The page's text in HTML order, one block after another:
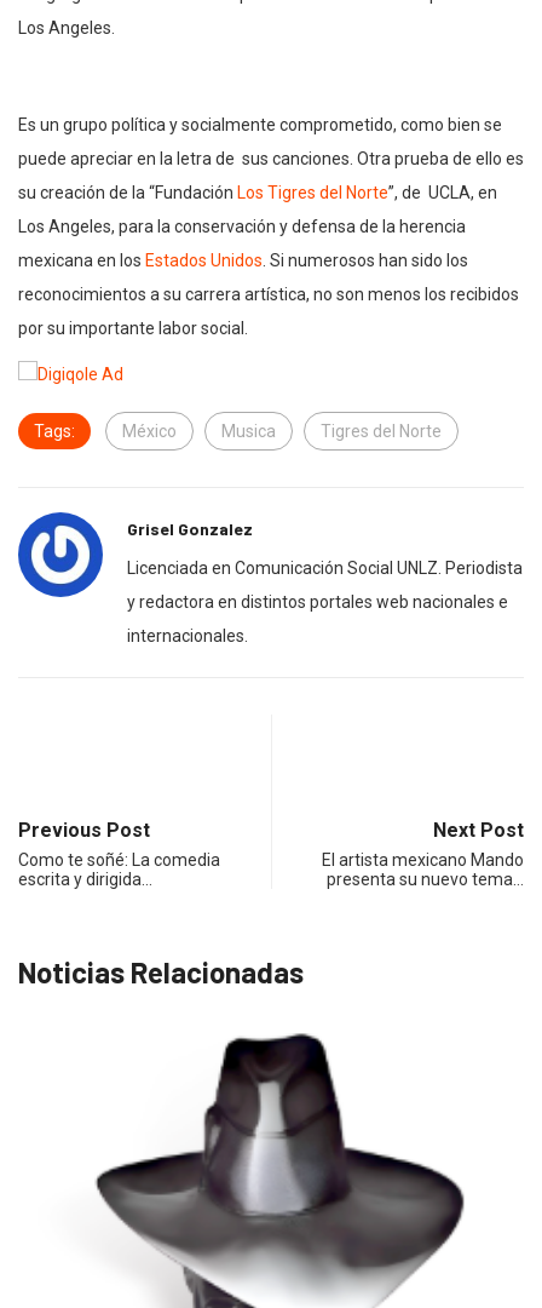
Los Angeles.
Es un grupo política y socialmente comprometido, como bien se
puede apreciar en la letra de sus canciones. Otra prueba de ello es
su creación de la “Fundación Los Tigres del Norte”, de UCLA, en
Los Angeles, para la conservación y defensa de la herencia
mexicana en los Estados Unidos . Si numerosos han sido los
reconocimientos a su carrera artística, no son menos los recibidos
por su importante labor social.
Tags: México Musica Tigres del Norte
Grisel Gonzalez
Licenciada en Comunicación Social UNLZ. Periodista
y redactora en distintos portales web nacionales e
internacionales.
Previous Post
Como te soñé: La comedia
escrita y dirigida…
Next Post
El artista mexicano Mando
presenta su nuevo tema…
Noticias Relacionadas